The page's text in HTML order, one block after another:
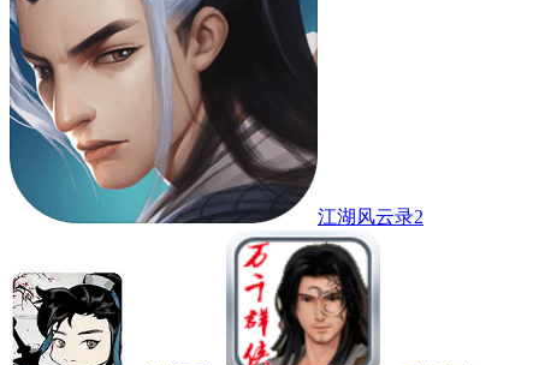
江湖风云录2